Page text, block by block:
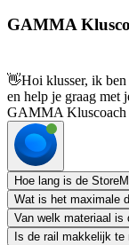
GAMMA
👋Hoi klusser, ik
en help je graag met
GAMMA Kluscoach
Hoe lang is de
Wat is het maximale
Van welk materiaal is
Is de rail makkelijk te